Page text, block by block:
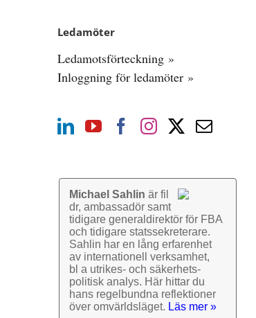
Ledamöter
Ledamotsförteckning »
Inloggning för ledamöter »
Michael Sahlin är fil
dr, ambassadör samt
tidigare general­direktör för FBA
och tidigare stats­sekre­terare.
Sahlin har en lång erfarenhet
av inter­nationell verk­samhet,
bl a utrikes- och säkerhets­
politisk analys. Här hittar du
hans regel­bundna reflek­tioner
över omvärlds­läget. Läs mer »